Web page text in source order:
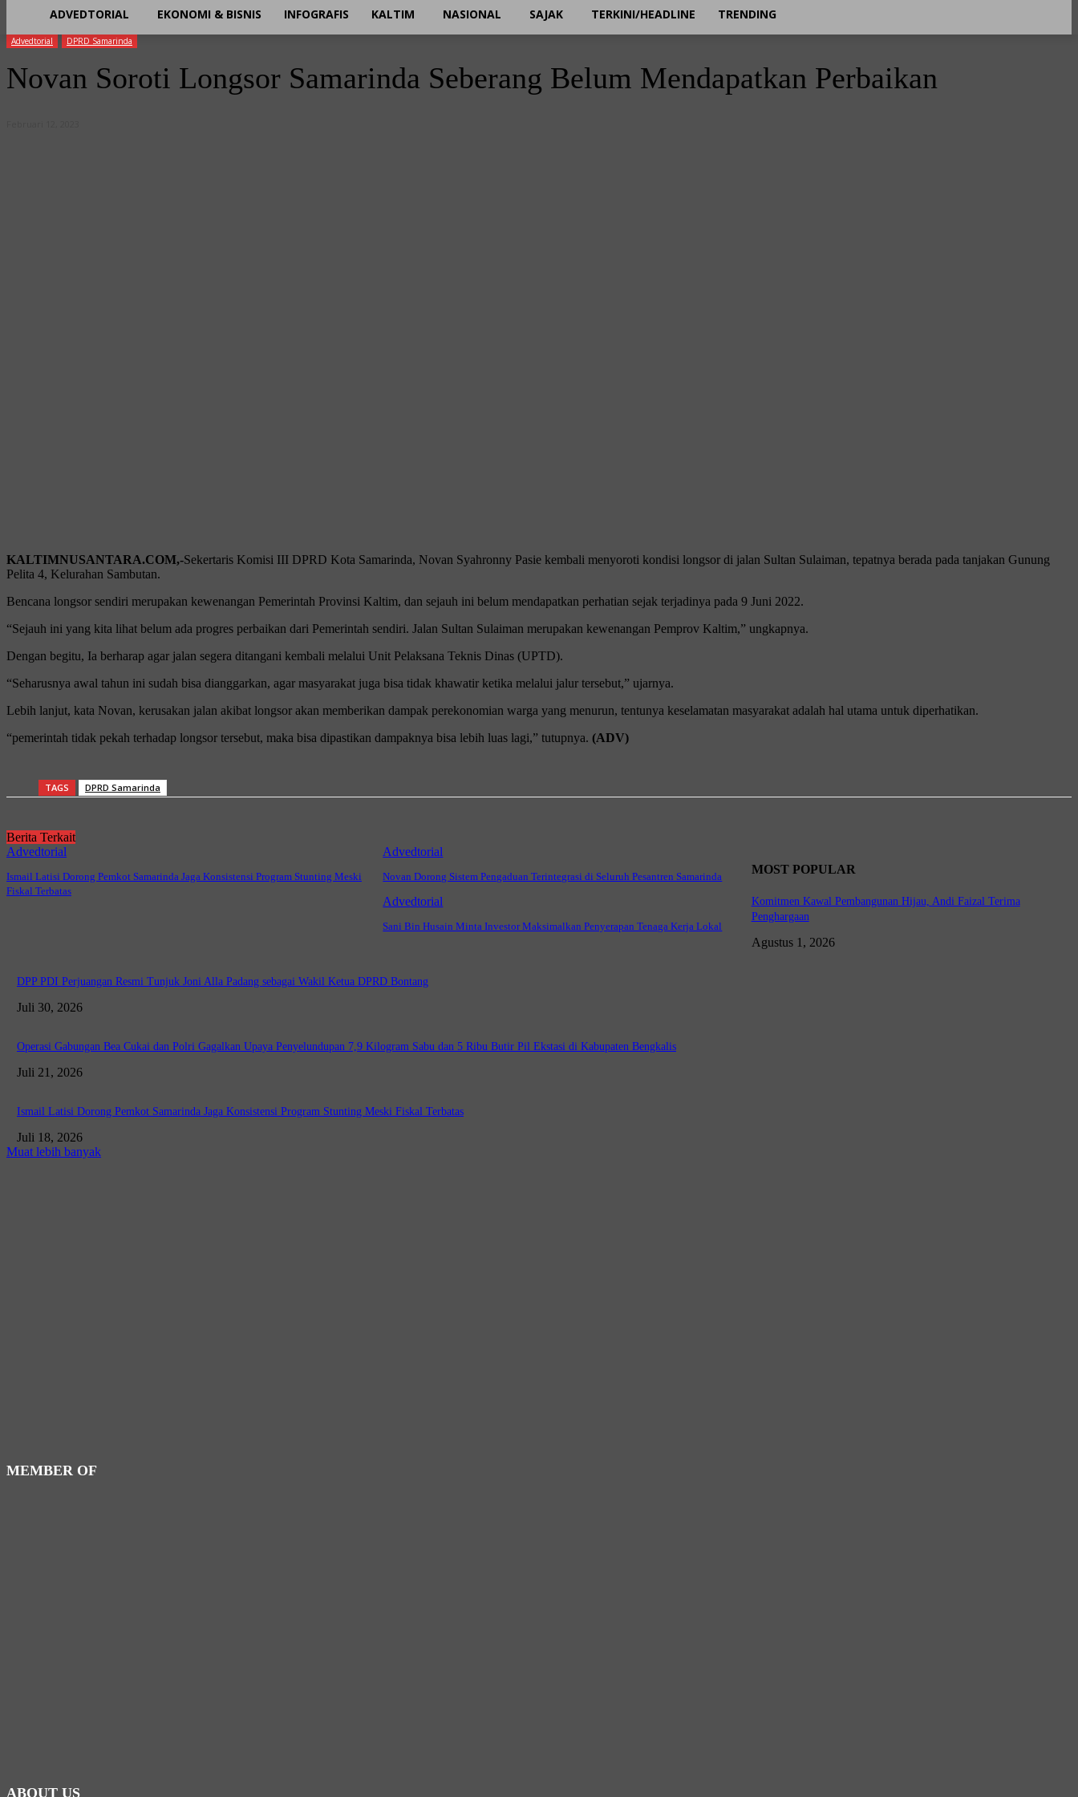
ADVEDTORIAL EKONOMI & BISNIS INFOGRAFIS KALTIM NASIONAL SAJAK TERKINI/HEADLINE TRENDING
Advedtorial DPRD Samarinda
Novan Soroti Longsor Samarinda Seberang Belum Mendapatkan Perbaikan
KALTIMNUSANTARA.COM,-Sekertaris Komisi III DPRD Kota Samarinda, Novan Syahronny Pasie kembali menyoroti kondisi longsor di jalan Sultan Sulaiman, tepatnya berada pada tanjakan Gunung
Pelita 4, Kelurahan Sambutan.
Bencana longsor sendiri merupakan kewenangan Pemerintah Provinsi Kaltim, dan sejauh ini belum mendapatkan perhatian sejak terjadinya pada 9 Juni 2022.
“Sejauh ini yang kita lihat belum ada progres perbaikan dari Pemerintah sendiri. Jalan Sultan Sulaiman merupakan kewenangan Pemprov Kaltim,” ungkapnya.
Dengan begitu, Ia berharap agar jalan segera ditangani kembali melalui Unit Pelaksana Teknis Dinas (UPTD).
“Seharusnya awal tahun ini sudah bisa dianggarkan, agar masyarakat juga bisa tidak khawatir ketika melalui jalur tersebut,” ujarnya.
Lebih lanjut, kata Novan, kerusakan jalan akibat longsor akan memberikan dampak perekonomian warga yang menurun, tentunya keselamatan masyarakat adalah hal utama untuk diperhatikan.
“pemerintah tidak pekah terhadap longsor tersebut, maka bisa dipastikan dampaknya bisa lebih luas lagi,” tutupnya. (ADV)
TAGS DPRD Samarinda
Berita Terkait
Advedtorial
Ismail Latisi Dorong Pemkot Samarinda Jaga Konsistensi Program Stunting Meski
Fiskal Terbatas
Advedtorial
Novan Dorong Sistem Pengaduan Terintegrasi di Seluruh Pesantren Samarinda
Advedtorial
Sani Bin Husain Minta Investor Maksimalkan Penyerapan Tenaga Kerja Lokal
MOST POPULAR
Komitmen Kawal Pembangunan Hijau, Andi Faizal Terima
Penghargaan
Agustus 1, 2026
DPP PDI Perjuangan Resmi Tunjuk Joni Alla Padang sebagai Wakil Ketua DPRD Bontang
Juli 30, 2026
Operasi Gabungan Bea Cukai dan Polri Gagalkan Upaya Penyelundupan 7,9 Kilogram Sabu dan 5 Ribu Butir Pil Ekstasi di Kabupaten Bengkalis
Juli 21, 2026
Ismail Latisi Dorong Pemkot Samarinda Jaga Konsistensi Program Stunting Meski Fiskal Terbatas
Juli 18, 2026
Muat lebih banyak
MEMBER OF
ABOUT US